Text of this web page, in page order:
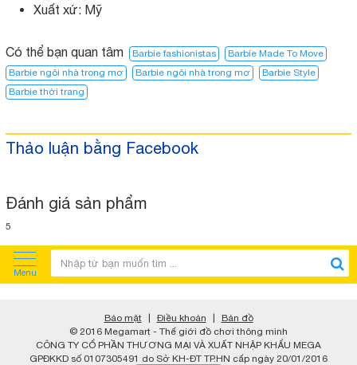
Xuất xứ: Mỹ
Có thể bạn quan tâm Barbie fashionistas
Barbie Made To Move
Barbie ngôi nhà trong mơ
Barbie ngôi nhà trong mơ​
Barbie Style
Barbie thời trang
Thảo luận bằng Facebook
Đánh giá sản phẩm
5
Menu
Bảo mật Điều khoản
Bản đồ
© 2016 Megamart - Thế giới đồ chơi thông minh
CÔNG TY CỔ PHẦN THƯƠNG MẠI VÀ XUẤT NHẬP KHẨU MEGA
GPĐKKD số 0107305491 do Sở KH-ĐT TP.HN cấp ngày 20/01/2016